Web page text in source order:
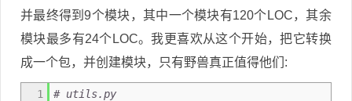
并最终得到9个模块，其中一个模块有120个LOC，其余
模块最多有24个LOC。我更喜欢从这个开始，把它转换
成一个包，并创建模块，只有野兽真正值得他们:
1
# utils.py